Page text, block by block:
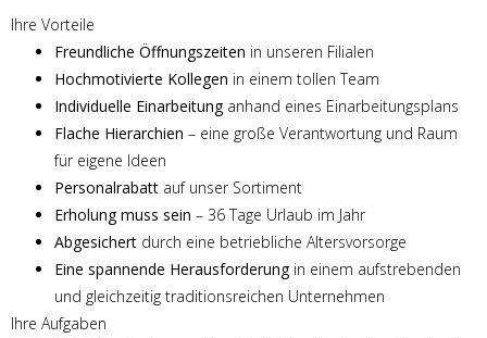
Ihre Vorteile
Freundliche Öffnungszeiten in unseren Filialen
Hochmotivierte Kollegen in einem tollen Team
Individuelle Einarbeitunganhand eines Einarbeitungsplans
Flache Hierarchien – eine große Verantwortung und Raum
für eigene Ideen
Personalrabatt auf unser Sortiment
Erholung muss sein – 36 Tage Urlaub im Jahr
Abgesichert durch eine betriebliche Altersvorsorge
Eine spannende Herausforderungin einem aufstrebenden
und gleichzeitig traditionsreichen Unternehmen
Ihre Aufgaben